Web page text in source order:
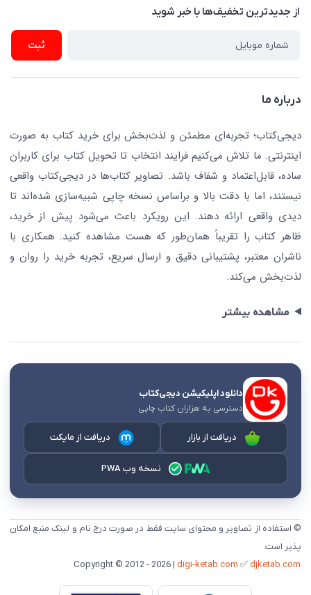
نویسندگان و مترجمان
کافه دیجی کتاب
جستجو در سایت
کتابیاب
رهگیری مرسولات پستی
ارسال تیکت پشتیبانی
از جدید‌ترین تخفیف‌ها با‌ خبر شوید
ثبت
درباره ما
دیجی‌کتاب؛ تجربه‌ای مطمئن و لذت‌بخش برای خرید کتاب به صورت
اینترنتی. ما تلاش می‌کنیم فرایند انتخاب تا تحویل کتاب برای کاربران
ساده، قابل‌اعتماد و شفاف باشد. تصاویر کتاب‌ها در دیجی‌کتاب واقعی
نیستند، اما با دقت بالا و براساس نسخه چاپی شبیه‌سازی شده‌اند تا
دیدی واقعی ارائه دهند. این رویکرد باعث می‌شود پیش از خرید،
ظاهر کتاب را تقریباً همان‌طور که هست مشاهده کنید. همکاری با
ناشران معتبر، پشتیبانی دقیق و ارسال سریع، تجربه خرید را روان و
لذت‌بخش می‌کند.
مشاهده بیشتر
دانلود اپلیکیشن دیجی‌کتاب
دسترسی به هزاران کتاب چاپی
دریافت از بازار دریافت از مایکت
نسخه وب PWA
© استفاده از تصاویر و محتوای سایت فقط در صورت درج نام و لینک منبع امکان
پذیر است.
digi-ketab.com ✅djketab.com